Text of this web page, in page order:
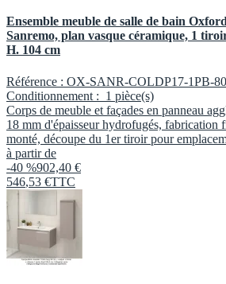
Ensemble meuble de salle de bain
Sanremo, plan vasque céramique, 1
H. 104 cm
Référence : OX-SANR-COLDP17-1PB-
Conditionnement : 1 pièce(s)
Corps de meuble et façades en panneau
18 mm d'épaisseur hydrofugés, fabrication
monté, découpe du 1er tiroir pour
à partir de
-40 %902,40 €
546,53 €TTC